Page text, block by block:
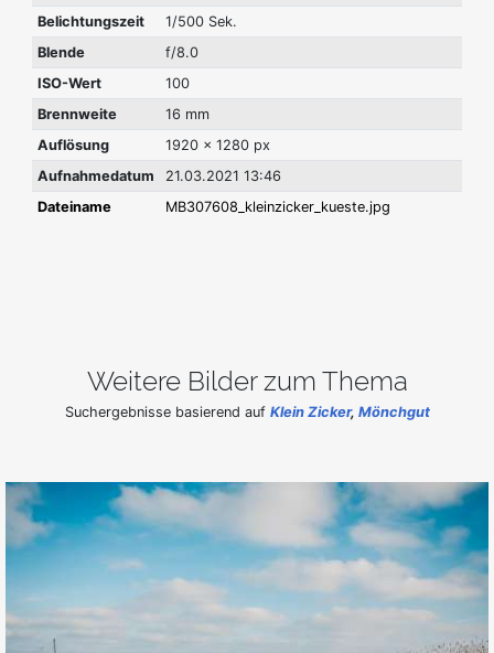
Belichtungszeit
1/500 Sek.
Blende
f/8.0
ISO-Wert
100
Brennweite
16 mm
Auflösung
1920 x 1280 px
Aufnahmedatum
21.03.2021 13:46
Dateiname
MB307608_kleinzicker_kueste.jpg
Weitere Bilder zum Thema
Suchergebnisse basierend auf Klein Zicker, Mönchgut